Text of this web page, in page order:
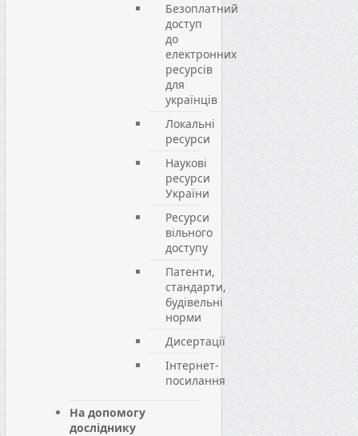
Безоплатний
доступ
до
електронних
ресурсів
для
українців
Локальні
ресурси
Наукові
ресурси
України
Ресурси
вільного
доступу
Патенти,
стандарти,
будівельні
норми
Дисертації
Інтернет-
посилання
На допомогу
досліднику